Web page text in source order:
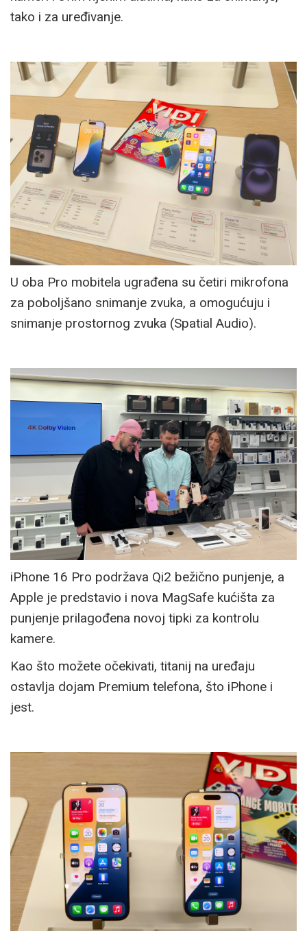
tako i za uređivanje.
U oba Pro mobitela ugrađena su četiri mikrofona
za poboljšano snimanje zvuka, a omogućuju i
snimanje prostornog zvuka (Spatial Audio).
iPhone 16 Pro podržava Qi2 bežično punjenje, a
Apple je predstavio i nova MagSafe kućišta za
punjenje prilagođena novoj tipki za kontrolu
kamere.
Kao što možete očekivati, titanij na uređaju
ostavlja dojam Premium telefona, što iPhone i
jest.